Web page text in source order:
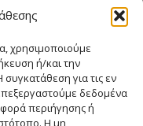
χρησιμοποιούμε
ή/και την
για τις εν
δεδομένα
περιήγησης ή
Η μη
ΣΙΑ ΜΟΝΟΠΡΟΣΩΠΗ ΙΚΕ